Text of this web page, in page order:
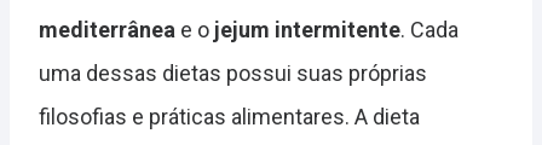
mediterrânea e o jejum intermitente. Cada
uma dessas dietas possui suas próprias
filosofias e práticas alimentares. A dieta